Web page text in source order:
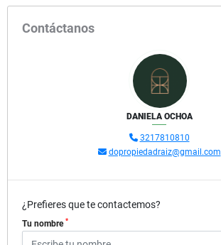
Contáctanos
DANIELA OCHOA
3217810810
dopropiedadraiz@gmail.com
¿Prefieres que te contactemos?
Tu nombre *